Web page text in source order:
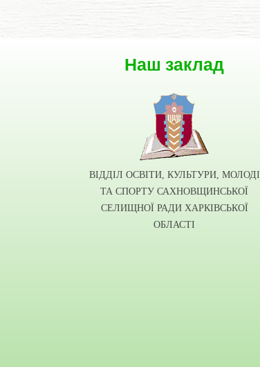
Наш заклад
ВІДДІЛ ОСВІТИ, КУЛЬТУРИ, МОЛОДІ
ТА СПОРТУ САХНОВЩИНСЬКОЇ
СЕЛИЩНОЇ РАДИ ХАРКІВСЬКОЇ
ОБЛАСТІ